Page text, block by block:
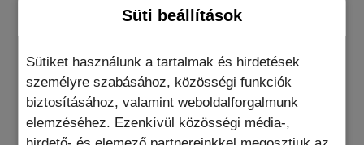
Süti beállítások
Sütiket használunk a tartalmak és hirdetések
személyre szabásához, közösségi funkciók
biztosításához, valamint weboldalforgalmunk
elemzéséhez. Ezenkívül közösségi média-,
A tok rugalmas műanyagbólkészült , amely
Megvédi a telefont a magasból való
leesés nemkívánatos hatásaitól
, valamint a
sima felületen lévő karcolásoktól. A képernyő
körüli megemelt élek és a kamerasziget nem
csak az okostelefon széleit védik, hanem